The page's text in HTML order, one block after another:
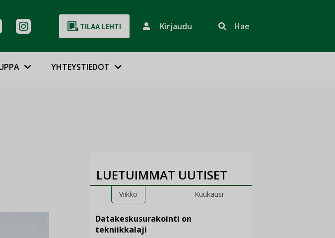
TILAA LEHTI Kirjaudu Hae
YHTEYSTIEDOT
LUETUIMMAT UUTISET
Viikko Kuukausi
Datakeskusurakointi on
tekniikkalaji